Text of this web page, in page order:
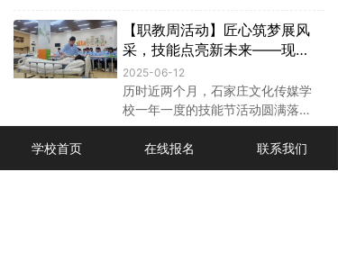
石家庄文化传媒学校，与学校正式
签署养老战略合作协议，共同推动
养老服务人才培养和行业高质量发
展。学校党委书记卢丽华、校长杨
城、副校长张占军、副校长刘纳
新、纪委书记刘彦权以及现代服务
专业部部长齐泽宾出席签约仪式。
【职教周活动】匠心筑梦展风
采，技能点亮新未来——现代
服务专业部2025年校技能节收
官总结
2025-06-12
历时近两个月，石家庄文化传媒学
校一年一度的技能节活动圆满落下
帷幕！这场属于师生的技能盛会，
全方位展示了文传学子们的专业风
【专业部快讯】石家庄文化传
媒学校30名考生全员通过1+X
学校首页 在线报名 联系我们